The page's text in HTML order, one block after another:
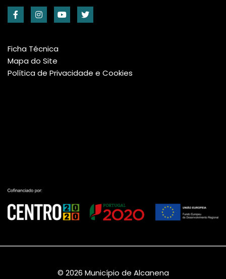
Ficha Técnica
Mapa do Site
Política de Privacidade e Cookies
© 2026 Município de Alcanena